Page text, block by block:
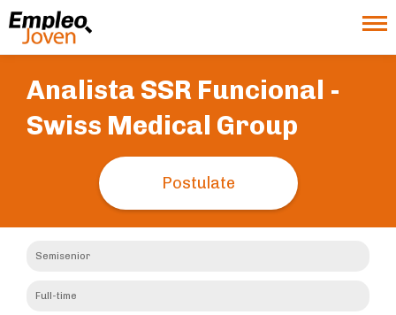
Analista SSR Funcional -
Swiss Medical Group
Postulate
Semisenior
Full-time